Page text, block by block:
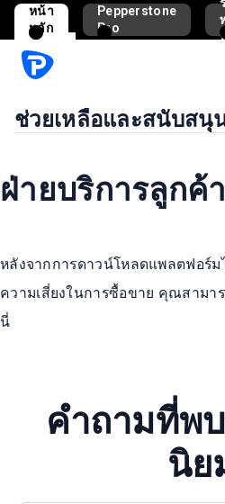
หน้า
หลัก
Pepperstone
Pro
ช่วยเหลือและสนับสนุ
ฝ่ายบริการลูกค้า
หลังจากการดาวน์โหลดแพลตฟอร์
ความเสี่ยงในการซื้อขาย คุณสามา
นี่
คำถามที่พ
นิย